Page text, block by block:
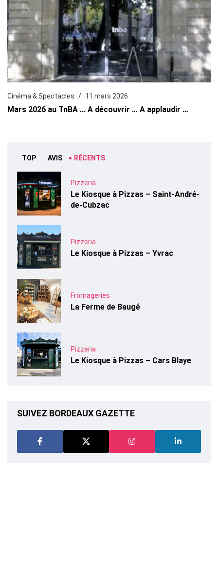
Cinéma & Spectacles 11 mars 2026
Mars 2026 au TnBA ... A découvrir … A applaudir …
TOP AVIS RÉCENTS
Pizzeria
Le Kiosque à Pizzas – Saint-André-
de-Cubzac
Pizzeria
Le Kiosque à Pizzas – Yvrac
Fromageries
La Ferme de Baugé
Pizzeria
Le Kiosque à Pizzas – Cars Blaye
SUIVEZ BORDEAUX GAZETTE